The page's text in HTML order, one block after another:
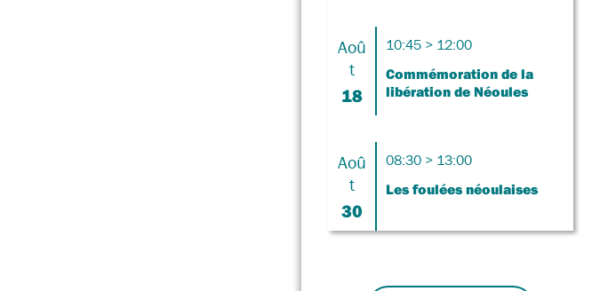
Aoû
t
18
10:45 > 12:00
Commémoration de la
libération de Néoules
Aoû
t
30
08:30 > 13:00
Les foulées néoulaises